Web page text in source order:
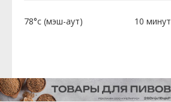
78°c (мэш-аут) 10 минут